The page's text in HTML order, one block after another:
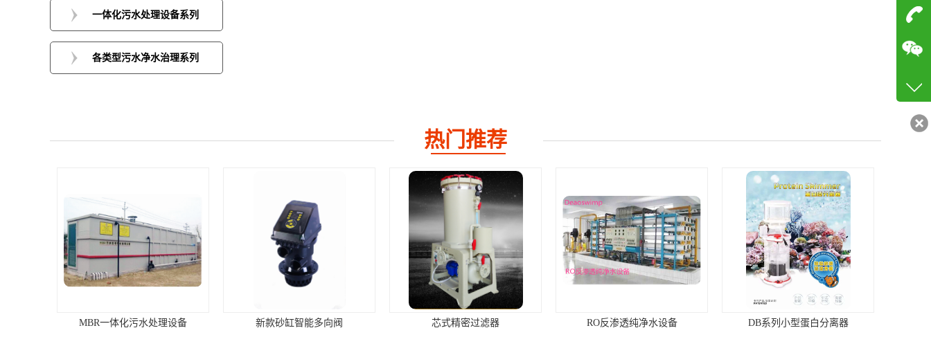
一体化污水处理设备系列
各类型污水净水治理系列
热门推荐
MBR一体化污水处理设备 新款砂缸智能多向阀 芯式精密过滤器 RO反渗透纯净水设备 DB系列小型蛋白分离器
在
咨询
客服